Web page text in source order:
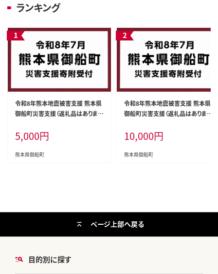
ランキング
令和8年熊本地震被害支援 熊本県
御船町災害支援（返礼品はありませ
5,000円
熊本県御船町
令和8年熊本地震被害支援 熊本県
御船町災害支援（返礼品はありませ
10,000円
熊本県御船町
目的別に探す
ページ上部へ戻る